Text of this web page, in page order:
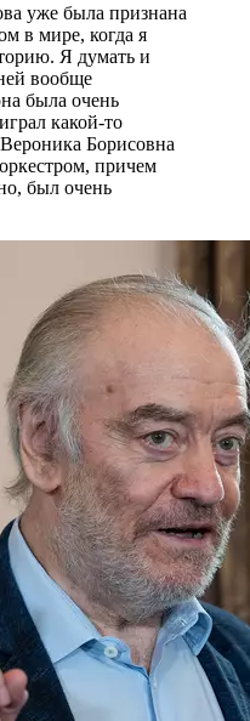
уже была признана
в мире, когда я
Я думать и
вообще
была очень
какой-то
Борисовна
причем
был очень